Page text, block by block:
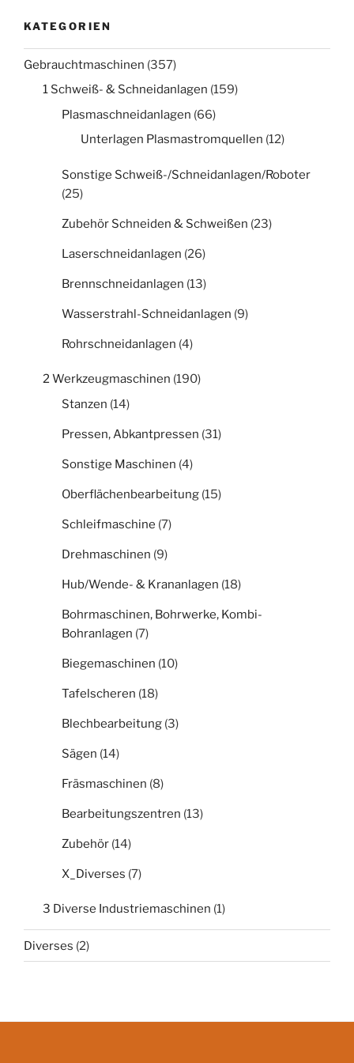
KATEGORIEN
Gebrauchtmaschinen (357)
1 Schweiß- & Schneidanlagen (159)
Plasmaschneidanlagen (66)
Unterlagen Plasmastromquellen (12)
Sonstige Schweiß-/Schneidanlagen/Roboter
(25)
Zubehör Schneiden & Schweißen (23)
Laserschneidanlagen (26)
Brennschneidanlagen (13)
Wasserstrahl-Schneidanlagen (9)
Rohrschneidanlagen (4)
2 Werkzeugmaschinen (190)
Stanzen (14)
Pressen, Abkantpressen (31)
Sonstige Maschinen (4)
Oberflächenbearbeitung (15)
Schleifmaschine (7)
Drehmaschinen (9)
Hub/Wende- & Krananlagen (18)
Bohrmaschinen, Bohrwerke, Kombi-
Bohranlagen (7)
Biegemaschinen (10)
Tafelscheren (18)
Blechbearbeitung (3)
Sägen (14)
Fräsmaschinen (8)
Bearbeitungszentren (13)
Zubehör (14)
X_Diverses (7)
3 Diverse Industriemaschinen (1)
Diverses (2)